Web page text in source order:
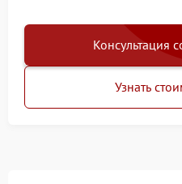
Консультация
Узнать